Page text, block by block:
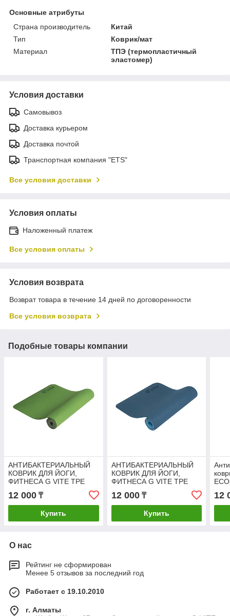
Основные атрибуты
Страна производитель
Китай
Тип
Коврик/мат
Материал
ТПЭ (термопластичный
эластомер)
Условия доставки
Самовывоз
Доставка курьером
Доставка почтой
Транспортная компания "ETS"
Все условия доставки
Условия оплаты
Наложенный платеж
Все условия оплаты
Условия возврата
Возврат товара в течение 14 дней по договоренности
Все условия возврата
Подобные товары компании
АНТИБАКТЕРИАЛЬНЫЙ
КОВРИК ДЛЯ ЙОГИ,
ФИТНЕСА G VITE TPE
12 000 ₸
Купить
АНТИБАКТЕРИАЛЬНЫЙ
КОВРИК ДЛЯ ЙОГИ,
ФИТНЕСА G VITE TPE
12 000₸
Купить
12
О нас
Рейтинг не сформирован
Менее 5 отзывов за последний год
Работает с 19.10.2010
г. Алматы